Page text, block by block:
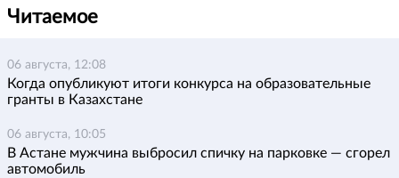
Читаемое
06 августа, 12:08
Когда опубликуют итоги конкурса на образовательные
гранты в Казахстане
06 августа, 10:05
В Астане мужчина выбросил спичку на парковке — сгорел
автомобиль